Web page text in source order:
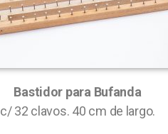
Bastidor para Bufanda
c/ 32 clavos. 40 cm de largo.